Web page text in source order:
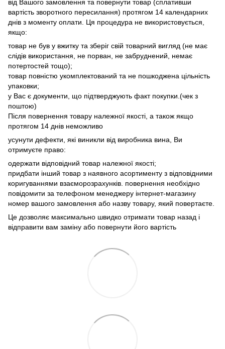
від Вашого замовлення та повернути товар (сплативши
вартість зворотного пересилання) протягом 14 календарних
днів з моменту оплати. Ця процедура не використовується,
якщо:
товар не був у вжитку та зберіг свій товарний вигляд (не має
слідів використання, не порван, не забруднений, немає
потертостей тощо);
товар повністю укомплектований та не пошкоджена цільність
упаковки;
у Вас є документи, що підтверджують факт покупки.(чек з
поштою)
Після повернення товару належної якості, а також якщо
протягом 14 днів неможливо
усунути дефекти, які виникли від виробника вина, Ви
отримуєте право:
одержати відповідний товар належної якості;
придбати інший товар з наявного асортименту з відповідними
коригуваннями взаєморозрахунків. повернення необхідно
повідомити за телефоном менеджеру інтернет-магазину
номер вашого замовлення або назву товару, який повертаєте.
Це дозволяє максимально швидко отримати товар назад і
відправити вам заміну або повернути його вартість